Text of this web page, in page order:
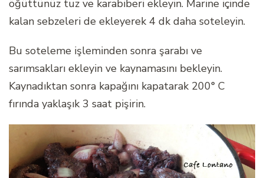
öğüttünüz tuz ve karabiberi ekleyin. Marine içinde
kalan sebzeleri de ekleyerek 4 dk daha soteleyin.
Bu soteleme işleminden sonra şarabı ve
sarımsakları ekleyin ve kaynamasını bekleyin.
Kaynadıktan sonra kapağını kapatarak 200° C
fırında yaklaşık 3 saat pişirin.